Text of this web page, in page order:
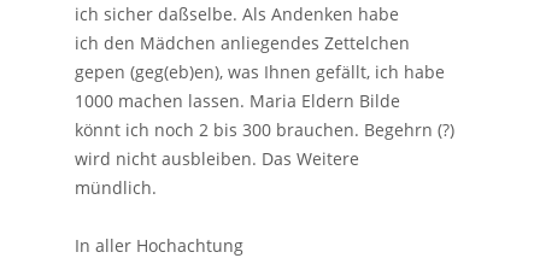
ich sicher daßselbe. Als Andenken habe
ich den Mädchen anliegendes Zettelchen
gepen (geg(eb)en), was Ihnen gefällt, ich habe
1000 machen lassen. Maria Eldern Bilde
könnt ich noch 2 bis 300 brauchen. Begehrn (?)
wird nicht ausbleiben. Das Weitere
mündlich.
In aller Hochachtung